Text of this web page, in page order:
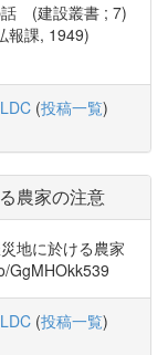
話 (建設叢書 ; 7)
報課, 1949)
(投稿一覧)
農家の注意
地に於ける農家
(投稿一覧)